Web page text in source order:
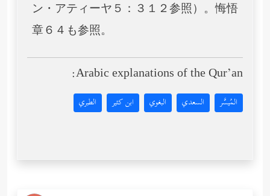
ン・アティーヤ５：３１２参照）。悔悟
章６４も参照。
Arabic explanations of the Qur’an:
المُيسَّر السعدي البغوي ابن كثير الطبري